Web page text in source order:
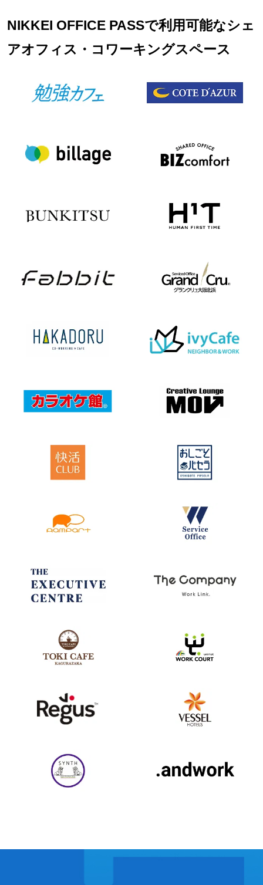
NIKKEI OFFICE PASSで利用可能なシェ
アオフィス・コワーキングスペース